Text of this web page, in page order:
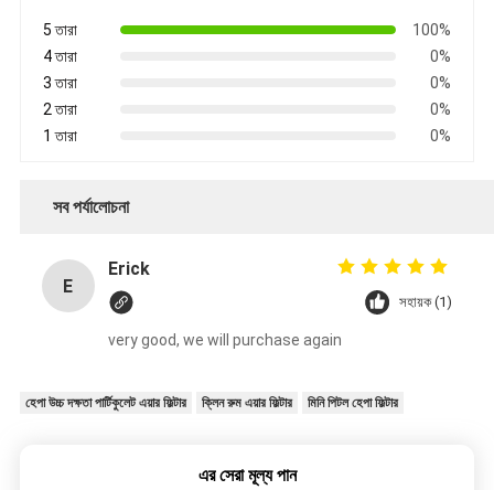
5 তারা
100%
4 তারা
0%
3 তারা
0%
2 তারা
0%
1 তারা
0%
সব পর্যালোচনা
E
Erick
সহায়ক (1)
very good, we will purchase again
হেপা উচ্চ দক্ষতা পার্টিকুলেট এয়ার ফিল্টার ক্লিন রুম এয়ার ফিল্টার মিনি পিটল হেপা ফিল্টার
এর সেরা মূল্য পান